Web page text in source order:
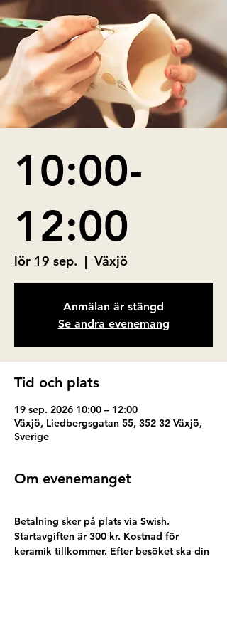
10:00-
12:00
lör 19 sep.
  |
Växjö
Anmälan är stängd
Se andra evenemang
Tid och plats
19 sep. 2026 10:00 – 12:00
Växjö, Liedbergsgatan 55, 352 32 Växjö,
Sverige
Om evenemanget
Betalning sker på plats via Swish.
Startavgiften är 300 kr. Kostnad för
keramik tillkommer. Efter besöket ska din